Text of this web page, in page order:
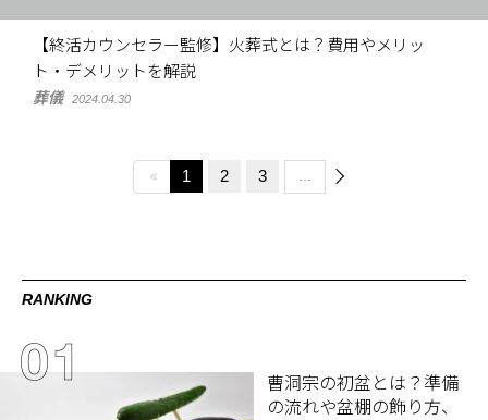
【終活カウンセラー監修】火葬式とは？費用やメリッ
ト・デメリットを解説
葬儀 2024.04.30
1 2 3
RANKING
曹洞宗の初盆とは？準備
の流れや盆棚の飾り方、